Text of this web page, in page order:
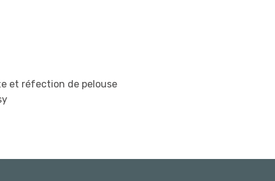
et réfection de pelouse